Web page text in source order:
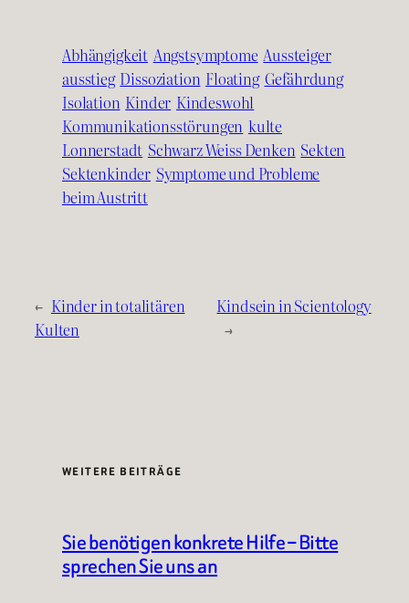
Abhängigkeit Angstsymptome Aussteiger
ausstieg Dissoziation Floating Gefährdung
Isolation Kinder Kindeswohl
Kommunikationsstörungen kulte
Lonnerstadt Schwarz Weiss Denken Sekten
Sektenkinder Symptome und Probleme
beim Austritt
← Kinder in totalitären
Kulten
Kindsein in Scientology
→
WEITERE BEITRÄGE
Sie benötigen konkrete Hilfe – Bitte
sprechen Sie uns an